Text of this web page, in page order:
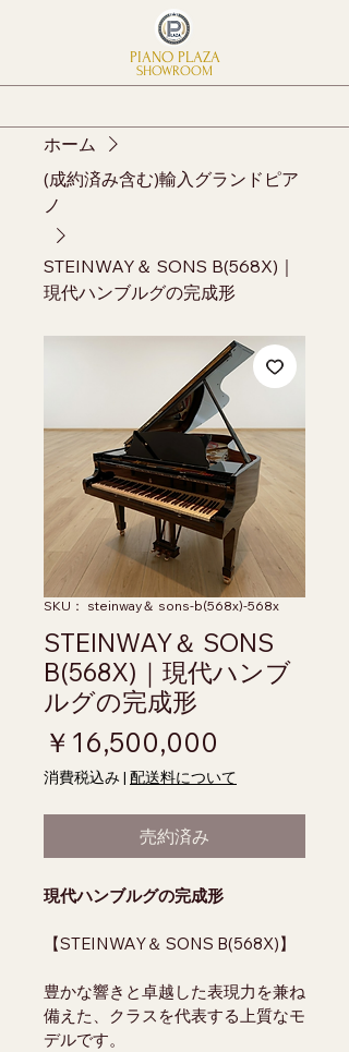
SHOWROOM
PIANO PLAZA
ホーム
(成約済み含む)輸入グランドピア
ノ
STEINWAY＆ SONS B(568X)｜
現代ハンブルグの完成形
SKU： steinway＆ sons-b(568x)-568x
STEINWAY＆ SONS
B(568X)｜現代ハンブ
ルグの完成形
￥16,500,000
消費税込み | 配送料について
売約済み
現代ハンブルグの完成形
【STEINWAY＆ SONS B(568X)】
豊かな響きと卓越した表現力を兼ね
備えた、クラスを代表する上質なモ
デルです。